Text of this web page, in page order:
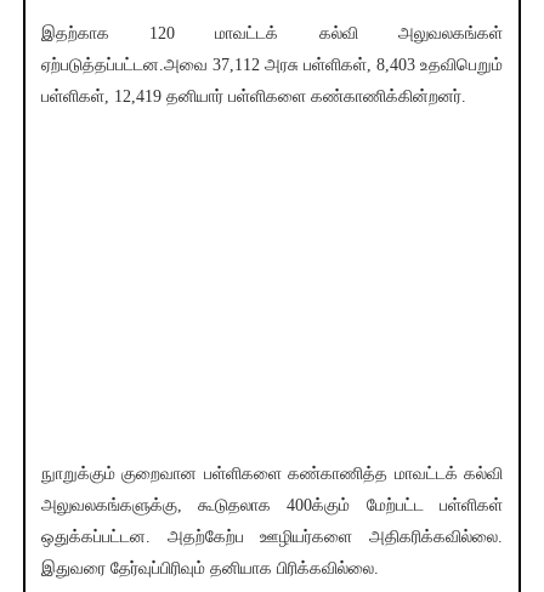
இதற்காக 120 மாவட்டக் கல்வி அலுவலகங்கள்
ஏற்படுத்தப்பட்டன.அவை 37,112 அரசு பள்ளிகள், 8,403 உதவிபெறும்
பள்ளிகள், 12,419 தனியார் பள்ளிகளை கண்காணிக்கின்றனர்.
நுாறுக்கும் குறைவான பள்ளிகளை கண்காணித்த மாவட்டக் கல்வி
அலுவலகங்களுக்கு, கூடுதலாக 400க்கும் மேற்பட்ட பள்ளிகள்
ஒதுக்கப்பட்டன. அதற்கேற்ப ஊழியர்களை அதிகரிக்கவில்லை.
இதுவரை தேர்வுப்பிரிவும் தனியாக பிரிக்கவில்லை.